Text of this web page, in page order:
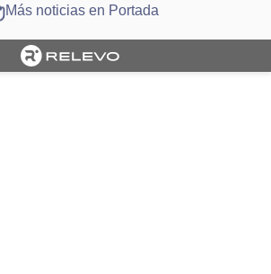
Más noticias en Portada